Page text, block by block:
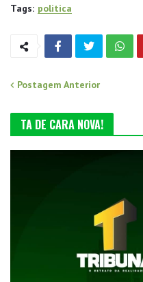
Tags: politica
Postagem Anterior
TA DE CARA NOVA!